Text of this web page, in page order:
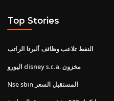
Top Stories
النفط تلاعب وظائف ألبرتا الراتب
اليورو disney s.c.a. مخزون
Nse sbin المستقبل السعر